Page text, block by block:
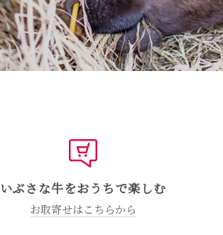
いぶさな牛をおうちで楽しむ
お取寄せはこちらから